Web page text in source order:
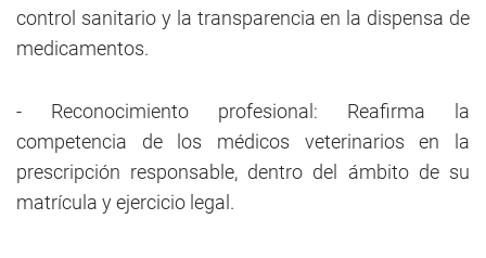
control sanitario y la transparencia en la dispensa de
medicamentos.
- Reconocimiento profesional: Reafirma la
competencia de los médicos veterinarios en la
prescripción responsable, dentro del ámbito de su
matrícula y ejercicio legal.